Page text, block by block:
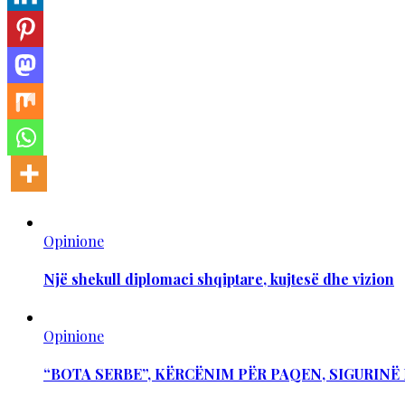
Opinione
Një shekull diplomaci shqiptare, kujtesë dhe vizion
Opinione
“BOTA SERBE”, KËRCËNIM PËR PAQEN,